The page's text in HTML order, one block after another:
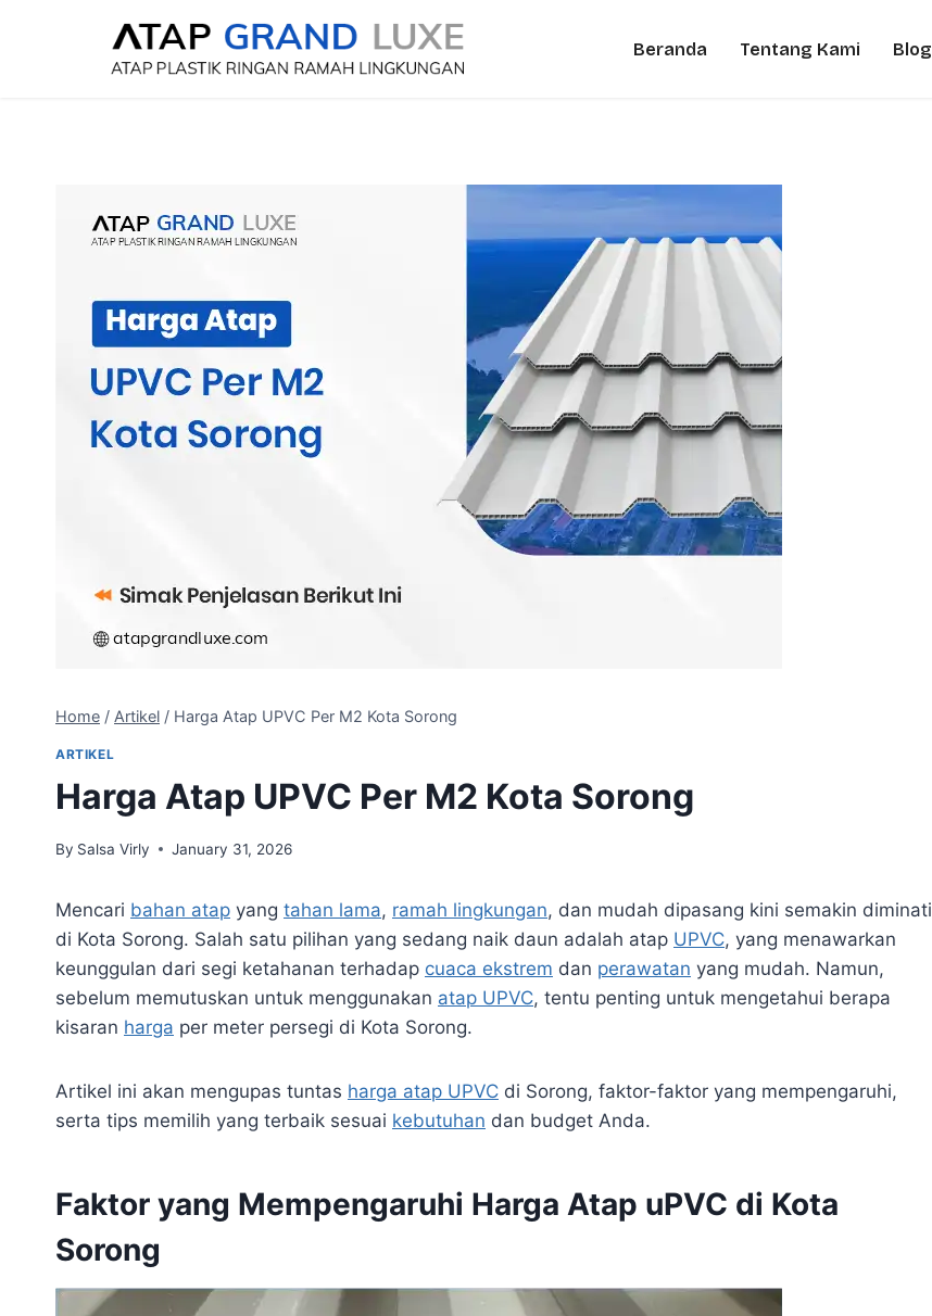
Beranda Tentang Kami Blog
Home / Artikel / Harga Atap UPVC Per M2 Kota Sorong
ARTIKEL
Harga Atap UPVC Per M2 Kota Sorong
By Salsa Virly January 31, 2026
Mencari bahan atap yang tahan lama, ramah lingkungan, dan mudah dipasang kini semakin diminati
di Kota Sorong. Salah satu pilihan yang sedang naik daun adalah atap UPVC, yang menawarkan
keunggulan dari segi ketahanan terhadap cuaca ekstrem dan perawatan yang mudah. Namun,
sebelum memutuskan untuk menggunakan atap UPVC, tentu penting untuk mengetahui berapa
kisaran harga per meter persegi di Kota Sorong.
Artikel ini akan mengupas tuntas harga atap UPVC di Sorong, faktor-faktor yang mempengaruhi,
serta tips memilih yang terbaik sesuai kebutuhan dan budget Anda.
Faktor yang Mempengaruhi Harga Atap uPVC di Kota
Sorong